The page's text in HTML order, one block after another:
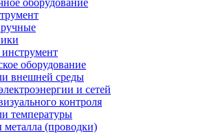
оборудование
оборудование
внешней среды
и сетей
контроля
температуры
металла (проводки)